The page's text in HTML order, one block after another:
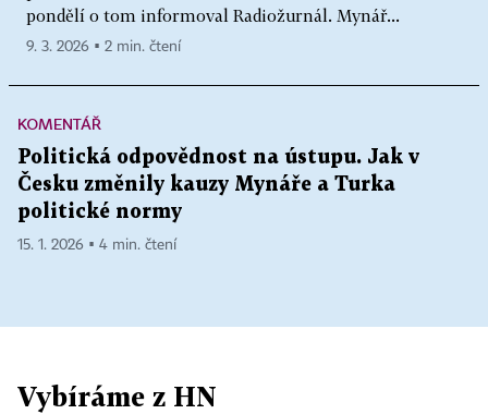
pondělí o tom informoval Radiožurnál. Mynář...
9. 3. 2026 ▪ 2 min. čtení
KOMENTÁŘ
Politická odpovědnost na ústupu. Jak v
Česku změnily kauzy Mynáře a Turka
politické normy
15. 1. 2026 ▪ 4 min. čtení
Vybíráme z HN